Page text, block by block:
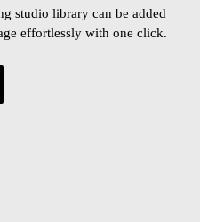
studio library can be added
effortlessly with one click.